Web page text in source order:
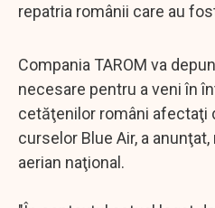
repatria românii care au
Compania TAROM va
necesare pentru a veni în
cetăţenilor români afectaţi
curselor Blue Air, a
aerian naţional.